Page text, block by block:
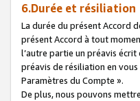
6.Durée et résiliation
La durée du présent Accord
présent Accord à tout
l’autre partie un préavis
préavis de résiliation en
Paramètres du Compte ».
De plus, nous pouvons